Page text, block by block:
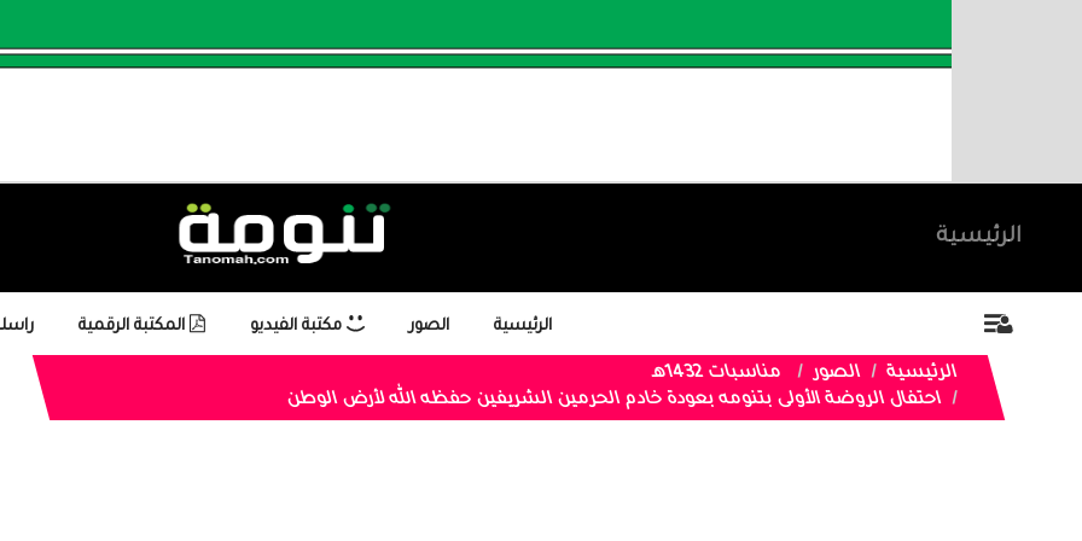
الرئيسية
الرئيسية الصور مكتبة الفيديو المكتبة الرقمية
الرئيسية الصور
مناسبات 1432هـ
احتفال الروضة الأولى بتنومه بعودة خادم الحرمين الشريفين حفظه الله لأرض الوطن